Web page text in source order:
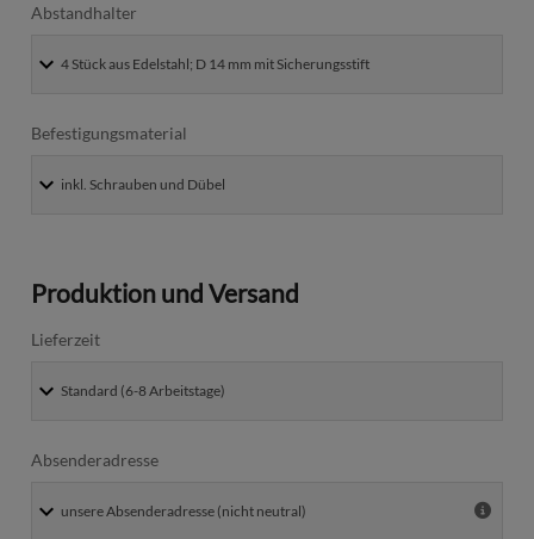
Abstandhalter
Befestigungsmaterial
Produktion und Versand
Lieferzeit
Absenderadresse